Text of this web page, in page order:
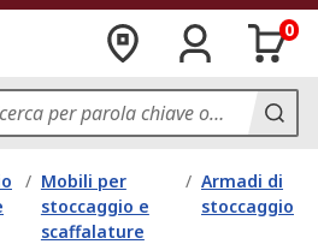
0
/ Mobili per
stoccaggio e
scaffalature
/ Armadi di
stoccaggio